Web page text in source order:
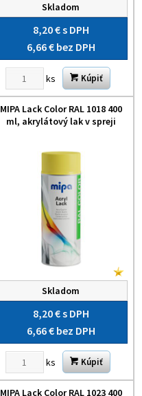
Skladom
8,20 €s DPH
6,66 € bez DPH
ks Kúpiť
MIPA Lack Color RAL 1018 400
ml, akrylátový lak v spreji
Skladom
8,20 €s DPH
6,66 € bez DPH
ks Kúpiť
MIPA Lack Color RAL 1023 400